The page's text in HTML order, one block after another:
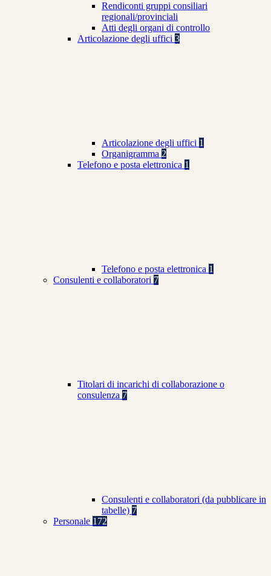
Rendiconti gruppi consiliari
regionali/provinciali
Atti degli organi di controllo
Articolazione degli uffici 3
Articolazione degli uffici 1
Organigramma 2
Telefono e posta elettronica 1
Telefono e posta elettronica 1
Consulenti e collaboratori 7
Titolari di incarichi di collaborazione o
consulenza 7
Consulenti e collaboratori (da pubblicare in
tabelle) 7
Personale 172